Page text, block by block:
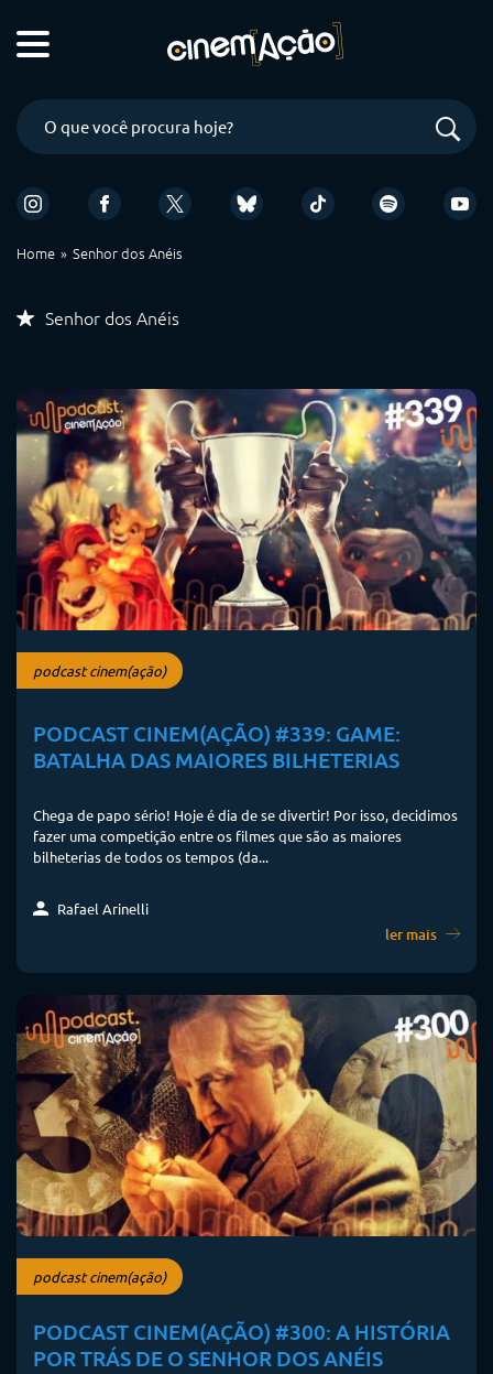
Home Senhor dos Anéis
Senhor dos Anéis
podcast cinem(ação)
PODCAST CINEM(AÇÃO) #339: GAME:
BATALHA DAS MAIORES BILHETERIAS
Chega de papo sério! Hoje é dia de se divertir! Por isso, decidimos
fazer uma competição entre os filmes que são as maiores
bilheterias de todos os tempos (da...
Rafael Arinelli
ler mais
podcast cinem(ação)
PODCAST CINEM(AÇÃO) #300: A HISTÓRIA
POR TRÁS DE O SENHOR DOS ANÉIS